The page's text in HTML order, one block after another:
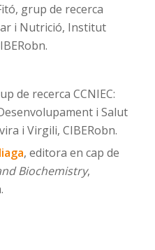
grup de recerca
i Nutrició, Institut
de recerca CCNIEC:
i Salut
i Virgili, CIBERobn.
, editora en cap de
Biochemistry,